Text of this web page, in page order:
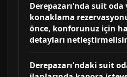
Derepazarı'nda suit oda
konaklama
önce, konforunuz için
detayları
Derepazarı'ndaki suit